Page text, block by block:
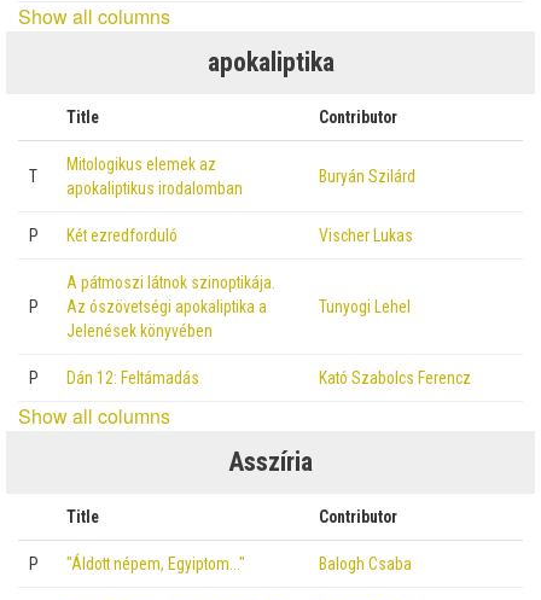
Show all columns
apokaliptika
Title Contributor
T
Mitologikus elemek az
apokaliptikus irodalomban
Buryán Szilárd
P Két ezredforduló Vischer Lukas
P
A pátmoszi látnok szinoptikája.
Az ószövetségi apokaliptika a
Jelenések könyvében
Tunyogi Lehel
P Dán 12: Feltámadás Kató Szabolcs Ferencz
Show all columns
Asszíria
Title Contributor
P "Áldott népem, Egyiptom…" Balogh Csaba